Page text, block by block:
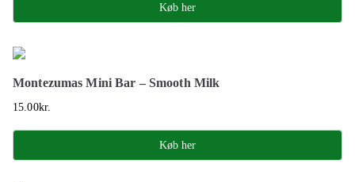
Køb her
Montezumas Mini Bar – Smooth Milk
15.00kr.
Køb her